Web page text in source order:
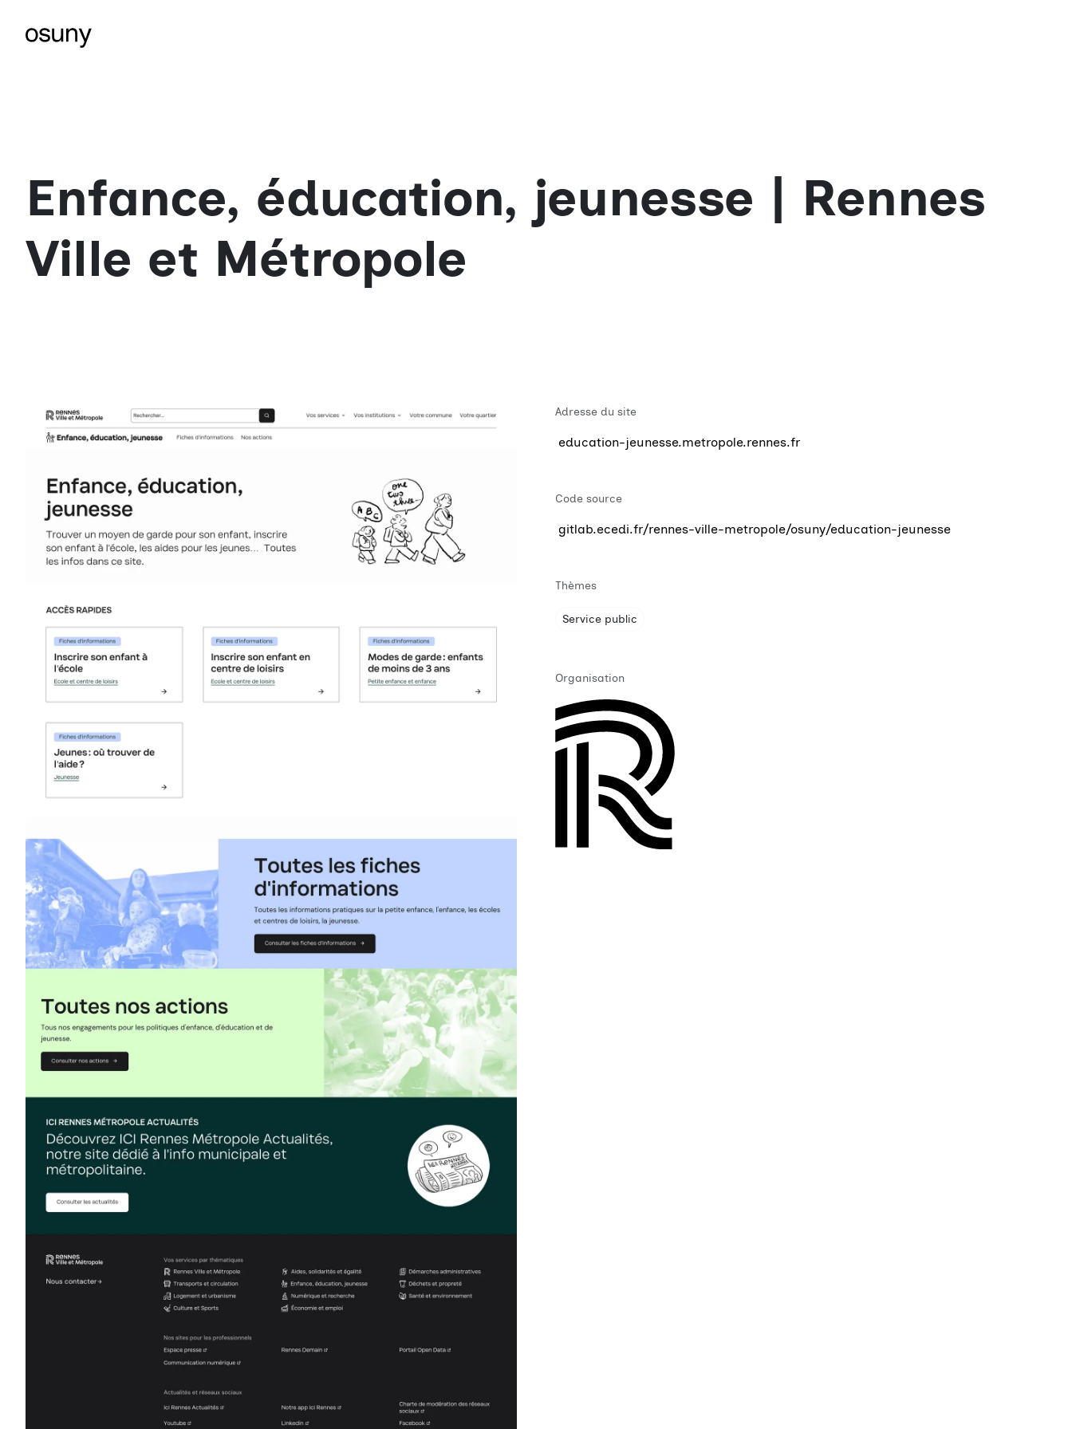
Enfance, éducation, jeunesse | Rennes
Ville et Métropole
Adresse du site
education-jeunesse.metropole.rennes.fr
Code source
gitlab.ecedi.fr/rennes-ville-metropole/osuny/education-jeunesse
Thèmes
Service public
Organisation